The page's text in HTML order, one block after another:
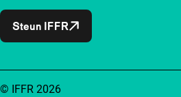
Steun IFFR
© IFFR 2026